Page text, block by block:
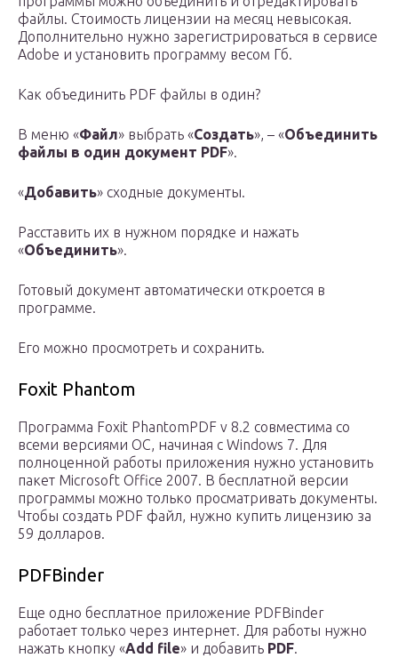
файлы. Стоимость лицензии на месяц невысокая.
Дополнительно нужно зарегистрироваться в сервисе
Adobe и установить программу весом Гб.
Как объединить PDF файлы в один?
В меню «Файл» выбрать «Создать», – «Объединить
файлы в один документ PDF».
«Добавить» сходные документы.
Расставить их в нужном порядке и нажать
«Объединить».
Готовый документ автоматически откроется в
программе.
Его можно просмотреть и сохранить.
Foxit Phantom
Программа Foxit PhantomPDF v 8.2 совместима со
всеми версиями ОС, начиная с Windows 7. Для
полноценной работы приложения нужно установить
пакет Microsoft Office 2007. В бесплатной версии
программы можно только просматривать документы.
Чтобы создать PDF файл, нужно купить лицензию за
59 долларов.
PDFBinder
Еще одно бесплатное приложение PDFBinder
работает только через интернет. Для работы нужно
нажать кнопку «Add file» и добавить PDF.